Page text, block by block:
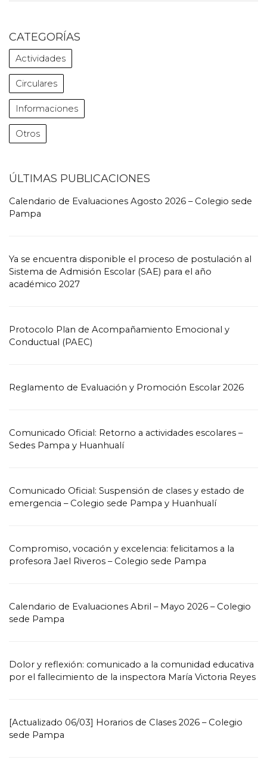
CATEGORÍAS
Actividades
Circulares
Informaciones
Otros
ÚLTIMAS PUBLICACIONES
Calendario de Evaluaciones Agosto 2026 – Colegio sede
Pampa
Ya se encuentra disponible el proceso de postulación al
Sistema de Admisión Escolar (SAE) para el año
académico 2027
Protocolo Plan de Acompañamiento Emocional y
Conductual (PAEC)
Reglamento de Evaluación y Promoción Escolar 2026
Comunicado Oficial: Retorno a actividades escolares –
Sedes Pampa y Huanhualí
Comunicado Oficial: Suspensión de clases y estado de
emergencia – Colegio sede Pampa y Huanhualí
Compromiso, vocación y excelencia: felicitamos a la
profesora Jael Riveros – Colegio sede Pampa
Calendario de Evaluaciones Abril – Mayo 2026 – Colegio
sede Pampa
Dolor y reflexión: comunicado a la comunidad educativa
por el fallecimiento de la inspectora María Victoria Reyes
[Actualizado 06/03] Horarios de Clases 2026 – Colegio
sede Pampa